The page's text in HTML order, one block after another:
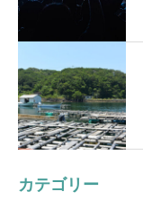
カテゴリー